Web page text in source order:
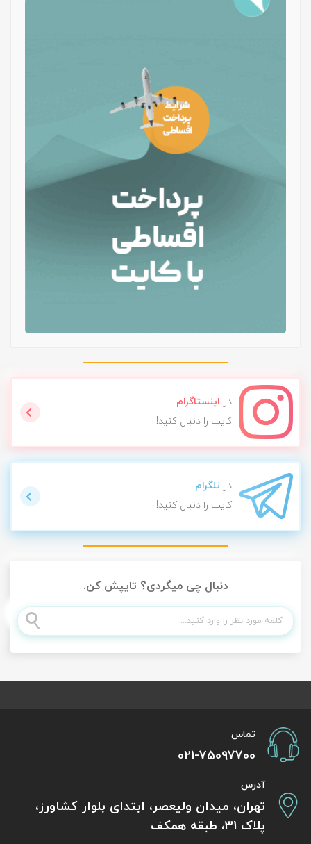
در اینستاگرام
کایت را دنبال کنید!
در تلگرام
کایت را دنبال کنید!
دنبال چی میگردی؟ تایپش کن.
تماس
021-75097700
آدرس
تهران، میدان ولیعصر، ابتدای بلوار کشاورز،
پلاک 31، طبقه همکف